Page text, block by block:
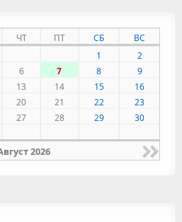
ЧТ ПТ СБ
ВС
1
2
6 7 8
9
13 14 15
16
20 21 22
23
27 28 29
30
2026